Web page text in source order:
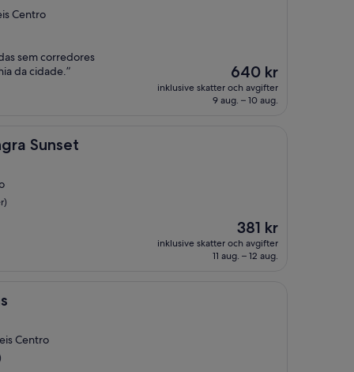
Centro
sem corredores
da cidade.”
Priset
är
640 kr
640 kr
inklusive skatter och avgifter
9 aug. – 10 aug.
Sunset
Priset
är
381 kr
381 kr
inklusive skatter och avgifter
11 aug. – 12 aug.
Centro